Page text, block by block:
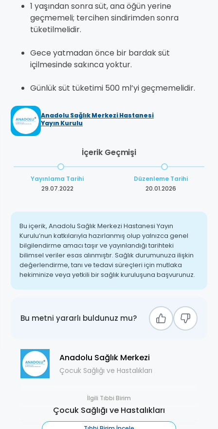
1 yaşından sonra süt, ana öğün yerine
geçmemeli; tercihen sindirimden sonra
tüketilmelidir.
Gece yatmadan önce bir bardak süt
içilmesinde sakınca yoktur.
Günlük süt tüketimi 500 ml’yi geçmemelidir.
Anadolu Sağlık Merkezi Hastanesi
Yayın Kurulu
İçerik Geçmişi
Yayınlama Tarihi
29.07.2022
Düzenleme Tarihi
20.01.2026
Bu içerik, Anadolu Sağlık Merkezi Hastanesi Yayın
Kurulu’nun katkılarıyla hazırlanmış olup yalnızca genel
bilgilendirme amacı taşır ve yayınlandığı tarihteki
bilimsel veriler esas alınmıştır. Sağlık durumunuza ilişkin
değerlendirme, tanı ve tedavi süreçleri için mutlaka
hekiminize veya yetkili bir sağlık kuruluşuna başvurunuz.
Bu metni yararlı buldunuz mu?
Anadolu Sağlık Merkezi
Çocuk Sağlığı ve Hastalıkları
İlgili Tıbbi Birim
Çocuk Sağlığı ve Hastalıkları